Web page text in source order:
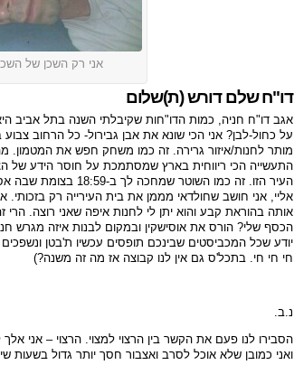
אני רק השכן של
דו"ח שלם דורש (ת)שלום
אגב דו"ח חניה, כמות הדו"חות שקיבלתי השנה בתל אביב
על כחול-לבן? אני הכי שונא את אבן גבירול- כל הרחוב
מותר לחנות/איזור גרירה. זה כמו משחק חפש את המטמון.
התעשייה הכי ריווחית בארץ שמסתמכת על חוסר הידע של
אליי, אני חושב שחולדאי מממן את בית העירייה רק
אותה בהוראת קבע והוא יתן לי לחנות איפה שאני רוצה.
הכסף שלי? הורס את אוסישקין ובמקום לבנות איזה מגרש
יודע שכל המכביסטים שבינכם תופסים עכשיו ת'בטן
חי חי חי. בתכל'ס גם אין לנו קבוצה אז מה זה משנה?)
נ.ב.
הסבירו לנו פעם את הקשר בין הרצוי למצוי. הרצוי – אני
ואני כמובן שלא אוכל לסרב ואצבור חסך יותר גדול בשעות